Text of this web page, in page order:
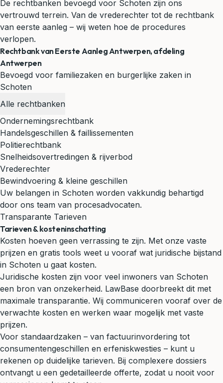
De rechtbanken bevoegd voor Schoten zijn ons
vertrouwd terrein. Van de vrederechter tot de rechtbank
van eerste aanleg – wij weten hoe de procedures
verlopen.
Rechtbank van Eerste Aanleg Antwerpen, afdeling
Antwerpen
Bevoegd voor familiezaken en burgerlijke zaken in
Schoten
Alle rechtbanken
Ondernemingsrechtbank
Handelsgeschillen & faillissementen
Politierechtbank
Snelheidsovertredingen & rijverbod
Vrederechter
Bewindvoering & kleine geschillen
Uw belangen in Schoten worden vakkundig behartigd
door ons team van procesadvocaten.
Transparante Tarieven
Tarieven & kosteninschatting
Kosten hoeven geen verrassing te zijn. Met onze vaste
prijzen en gratis tools weet u vooraf wat juridische bijstand
in Schoten u gaat kosten.
Juridische kosten zijn voor veel inwoners van Schoten
een bron van onzekerheid. LawBase doorbreekt dit met
maximale transparantie. Wij communiceren vooraf over de
verwachte kosten en werken waar mogelijk met vaste
prijzen.
Voor standaardzaken – van factuurinvordering tot
consumentengeschillen en erfeniskwesties – kunt u
rekenen op duidelijke tarieven. Bij complexere dossiers
ontvangt u een gedetailleerde offerte, zodat u nooit voor